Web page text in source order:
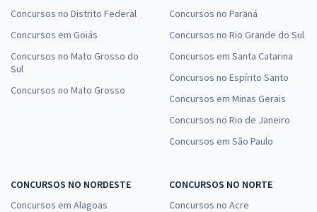
Concursos no Distrito Federal
Concursos em Goiás
Concursos no Mato Grosso do
Sul
Concursos no Mato Grosso
Concursos no Paraná
Concursos no Rio Grande do Sul
Concursos em Santa Catarina
Concursos no Espírito Santo
Concursos em Minas Gerais
Concursos no Rio de Janeiro
Concursos em São Paulo
CONCURSOS NO NORDESTE
Concursos em Alagoas
CONCURSOS NO NORTE
Concursos no Acre